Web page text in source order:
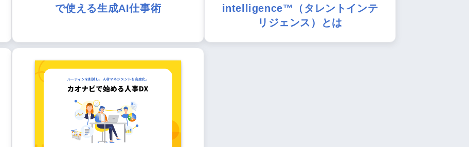
で使える生成AI仕事術
intelligence™（タレントインテ
リジェンス）とは